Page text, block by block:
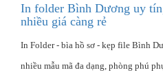
In folder Bình Dương uy
nhiều giá càng rẻ
In Folder - bìa hồ sơ - kẹp file Bình
nhiều mẫu mã đa dạng, phòng phú